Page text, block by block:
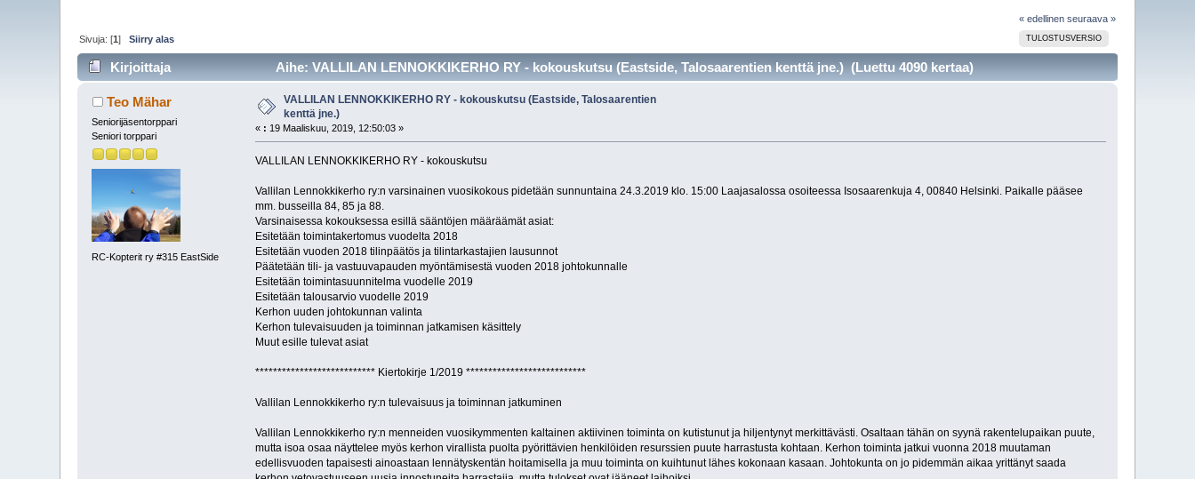
« edellinen seuraava »
TULOSTUSVERSIO
Sivuja: [1]Siirry alas
Kirjoittaja Aihe: VALLILAN LENNOKKIKERHO RY - kokouskutsu (Eastside, Talosaarentien kenttä jne.) (Luettu 4090 kertaa)
Teo Mähar
Seniorijäsentorppari
Seniori torppari
RC-Kopterit ry #315 EastSide
VALLILAN LENNOKKIKERHO RY - kokouskutsu (Eastside, Talosaarentien
kenttä jne.)
« : 19 Maaliskuu, 2019, 12:50:03 »
VALLILAN LENNOKKIKERHO RY - kokouskutsu
Vallilan Lennokkikerho ry:n varsinainen vuosikokous pidetään sunnuntaina 24.3.2019 klo. 15:00 Laajasalossa osoiteessa Isosaarenkuja 4, 00840 Helsinki. Paikalle pääsee
mm. busseilla 84, 85 ja 88.
Varsinaisessa kokouksessa esillä sääntöjen määräämät asiat:
Esitetään toimintakertomus vuodelta 2018
Esitetään vuoden 2018 tilinpäätös ja tilintarkastajien lausunnot
Päätetään tili- ja vastuuvapauden myöntämisestä vuoden 2018 johtokunnalle
Esitetään toimintasuunnitelma vuodelle 2019
Esitetään talousarvio vuodelle 2019
Kerhon uuden johtokunnan valinta
Kerhon tulevaisuuden ja toiminnan jatkamisen käsittely
Muut esille tulevat asiat
*************************** Kiertokirje 1/2019 ***************************
Vallilan Lennokkikerho ry:n tulevaisuus ja toiminnan jatkuminen
Vallilan Lennokkikerho ry:n menneiden vuosikymmenten kaltainen aktiivinen toiminta on kutistunut ja hiljentynyt merkittävästi. Osaltaan tähän on syynä rakentelupaikan puute,
mutta isoa osaa näyttelee myös kerhon virallista puolta pyörittävien henkilöiden resurssien puute harrastusta kohtaan. Kerhon toiminta jatkui vuonna 2018 muutaman
edellisvuoden tapaisesti ainoastaan lennätyskentän hoitamisella ja muu toiminta on kuihtunut lähes kokonaan kasaan. Johtokunta on jo pidemmän aikaa yrittänyt saada